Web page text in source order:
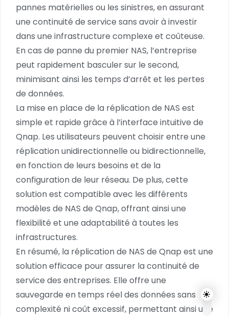
pannes matérielles ou les sinistres, en assurant
une continuité de service sans avoir à investir
dans une infrastructure complexe et coûteuse.
En cas de panne du premier NAS, l’entreprise
peut rapidement basculer sur le second,
minimisant ainsi les temps d’arrêt et les pertes
de données.
La mise en place de la réplication de NAS est
simple et rapide grâce à l’interface intuitive de
Qnap. Les utilisateurs peuvent choisir entre une
réplication unidirectionnelle ou bidirectionnelle,
en fonction de leurs besoins et de la
configuration de leur réseau. De plus, cette
solution est compatible avec les différents
modèles de NAS de Qnap, offrant ainsi une
flexibilité et une adaptabilité à toutes les
infrastructures.
En résumé, la réplication de NAS de Qnap est une
solution efficace pour assurer la continuité de
service des entreprises. Elle offre une
sauvegarde en temps réel des données sans
complexité ni coût excessif, permettant ainsi une